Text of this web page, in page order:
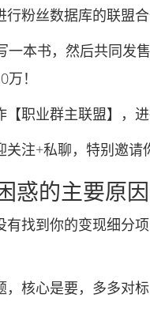
粉丝数据库的联盟合
本书，然后共同发
！
业群主联盟】，进
+私聊，特别邀请
惑的主要原因
找到你的变现细分项
心是要，多多对标